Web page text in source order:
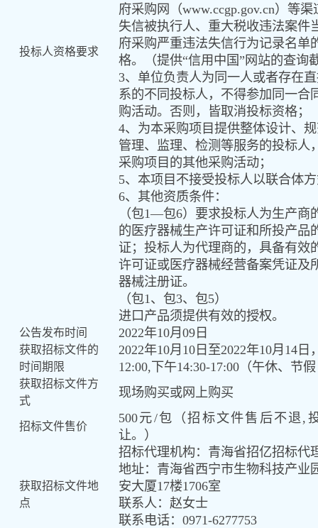
投标人资格要求
府采购网（www.ccgp.gov.cn）等渠
失信被执行人、重大税收违法案件
府采购严重违法失信行为记录名单
格。
（提供“信用中国”网站的查询
3、单位负责人为同一人或者存在
系的不同投标人， 不得参加同一合
购活动。否则 ， 皆取消投标资格；
4、为本采购项目提供整体设计、
管理、监理、检测等服务的投标人
采购项目的其他采购活动；
5、本项目不接受投标人以联合体
6、其他资质条件：
（包1—包6）要求投标人为生产商
的医疗器械生产许可证和所投产品
证；投标人为代理商的 ， 具备有效
许可证或医疗器械经营备案凭证及
器械注册证。
（包1、包3、包5）
进口产品须提供有效的授权。
公告发布时间 2022年10月 09 日
获取招标文件的
时间期限
2022年10月 10 日至2022年10月 14 日
12:00,下午14:30-17:00（午休、节
获取招标文件方
式
现场购买或网上购买
招标文件售价
500元/包（招标文件售后不退,
让。 ）
获取招标文件地
点
招标代理机构： 青海省招亿招标代
地址：青海省西宁市生物科技产业
安大厦17楼1706室
联系人：赵女士
联系电话： 0971-6277753